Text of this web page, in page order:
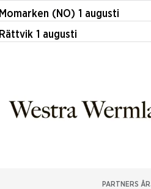
Momarken (NO) 1 augusti
Rättvik 1 augusti
PARTNERS